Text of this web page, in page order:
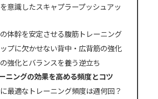
意識したスキャプラープッシュアッ
体幹を安定させる腹筋トレーニング
プに欠かせない背中・広背筋の強化
強化とバランスを養う逆立ち
ニングの効果を高める頻度とコツ
最適なトレーニング頻度は週何回？